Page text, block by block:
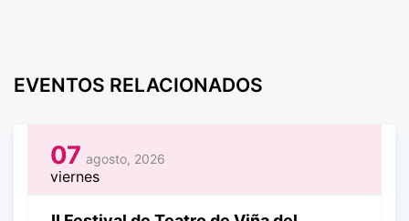
EVENTOS RELACIONADOS
07 agosto, 2026
viernes